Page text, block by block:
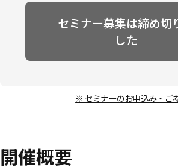
セミナー募集は締め切
した
※ セミナーのお申込み・ご
開催概要